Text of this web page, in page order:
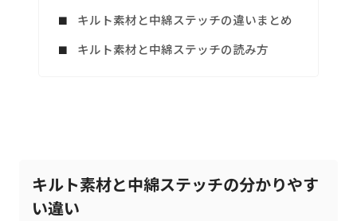
キルト素材と中綿ステッチの違いまとめ
キルト素材と中綿ステッチの読み方
キルト素材と中綿ステッチの分かりやす
い違い